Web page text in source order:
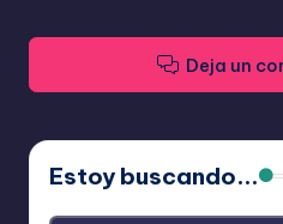
Deja un
Estoy buscando...